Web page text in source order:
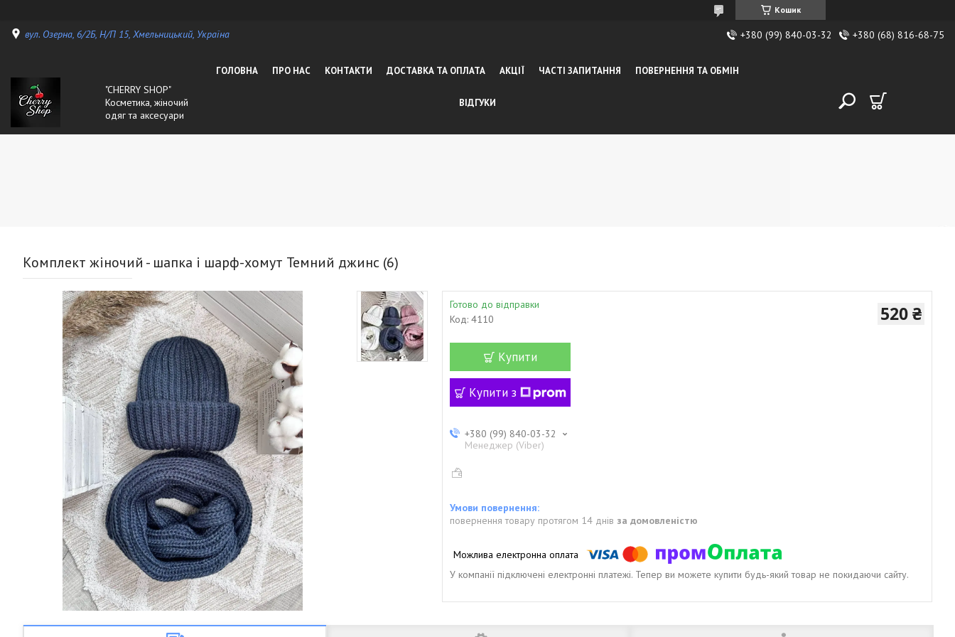
Кошик
вул. Озерна, 6/2Б, Н/П 15, Хмельницький, Україна +380 (99) 840-03-32 +380 (68) 816-68-75
"CHERRY SHOP"
Косметика, жіночий
одяг та аксесуари
ГОЛОВНА ПРО НАС КОНТАКТИ ДОСТАВКА ТА ОПЛАТА АКЦІЇ ЧАСТІ ЗАПИТАННЯ ПОВЕРНЕННЯ ТА ОБМІН
ВІДГУКИ
Комплект жіночий - шапка і шарф-хомут Темний джинс (6)
Готово до відправки
Код: 4110 520 ₴
Купити
Купити з
+380 (99) 840-03-32
Менеджер (Viber)
повернення товару протягом 14 днів за домовленістю
У компанії підключені електронні платежі. Тепер ви можете купити будь-який товар не покидаючи сайту.